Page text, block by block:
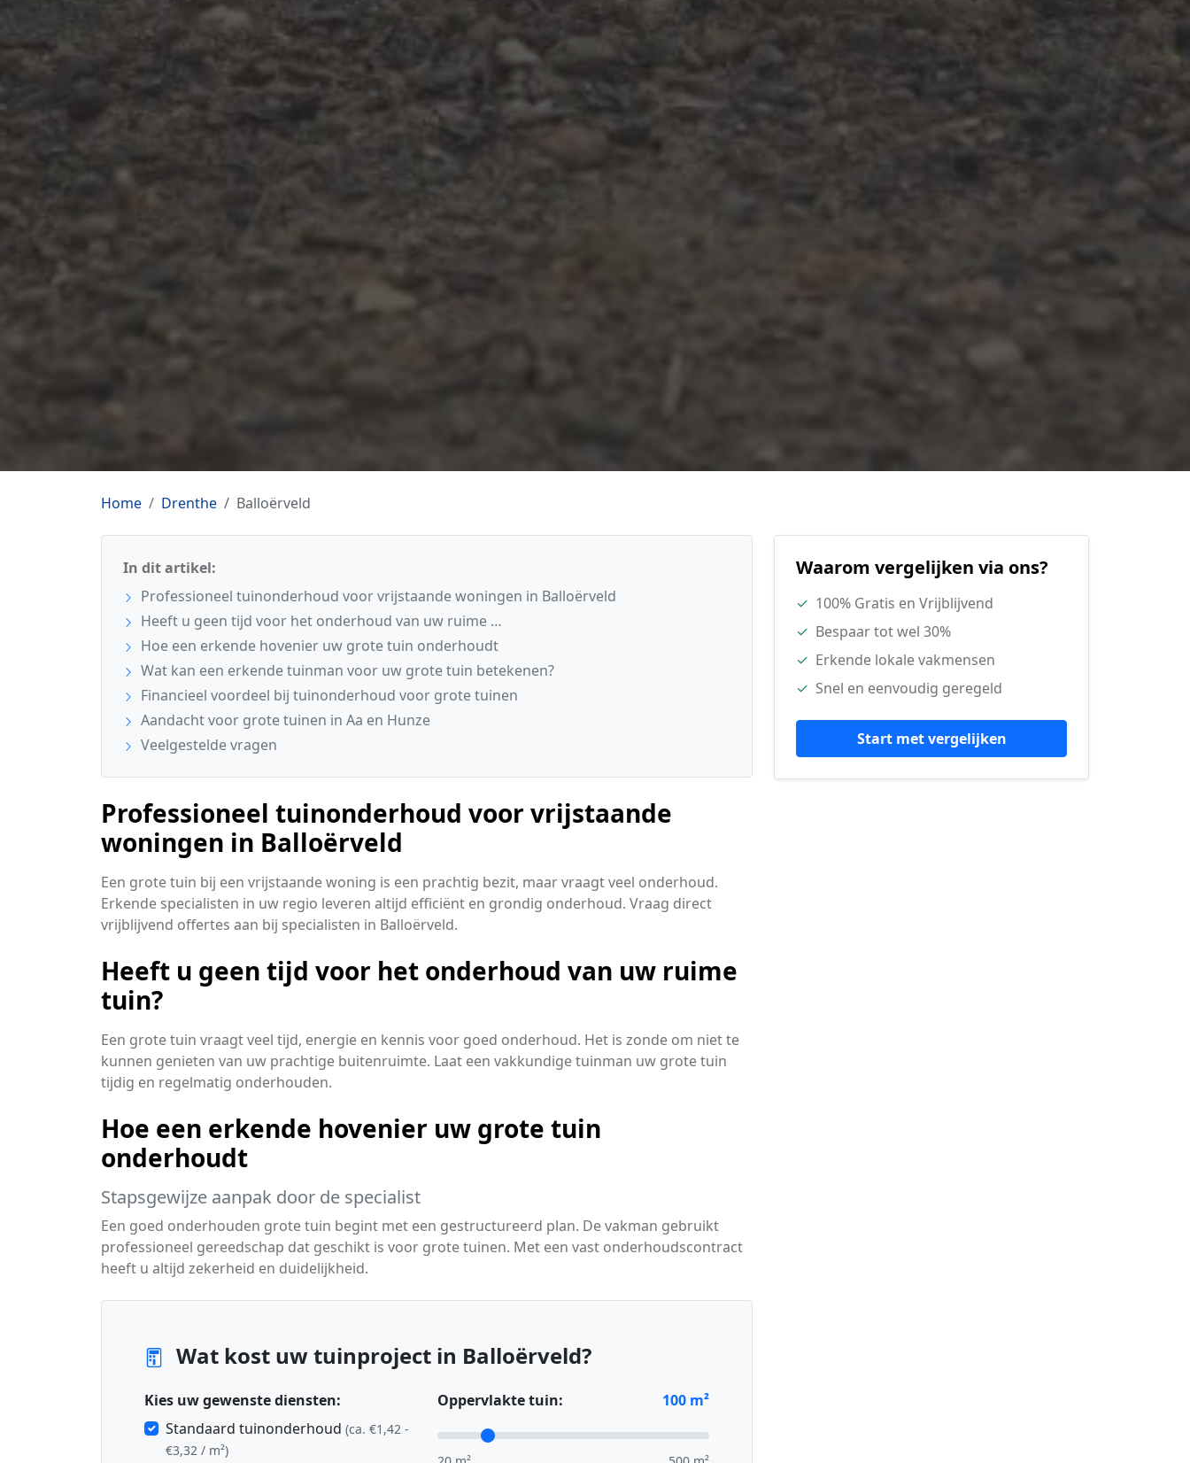
Home Drenthe Balloërveld
In dit artikel:
Professioneel tuinonderhoud voor vrijstaande woningen in Balloërveld
Heeft u geen tijd voor het onderhoud van uw ruime …
Hoe een erkende hovenier uw grote tuin onderhoudt
Wat kan een erkende tuinman voor uw grote tuin betekenen?
Financieel voordeel bij tuinonderhoud voor grote tuinen
Aandacht voor grote tuinen in Aa en Hunze
Veelgestelde vragen
Professioneel tuinonderhoud voor vrijstaande
woningen in Balloërveld
Een grote tuin bij een vrijstaande woning is een prachtig bezit, maar vraagt veel onderhoud.
Erkende specialisten in uw regio leveren altijd efficiënt en grondig onderhoud. Vraag direct
vrijblijvend offertes aan bij specialisten in Balloërveld.
Heeft u geen tijd voor het onderhoud van uw ruime
tuin?
Een grote tuin vraagt veel tijd, energie en kennis voor goed onderhoud. Het is zonde om niet te
kunnen genieten van uw prachtige buitenruimte. Laat een vakkundige tuinman uw grote tuin
tijdig en regelmatig onderhouden.
Hoe een erkende hovenier uw grote tuin
onderhoudt
Stapsgewijze aanpak door de specialist
Een goed onderhouden grote tuin begint met een gestructureerd plan. De vakman gebruikt
professioneel gereedschap dat geschikt is voor grote tuinen. Met een vast onderhoudscontract
heeft u altijd zekerheid en duidelijkheid.
Wat kost uw tuinproject in Balloërveld?
Kies uw gewenste diensten:
Standaard tuinonderhoud (ca. €1,42 -
€3,32 / m²)
Oppervlakte tuin: 100 m²
Waarom vergelijken via ons?
✓ 100% Gratis en Vrijblijvend
✓ Bespaar tot wel 30%
✓ Erkende lokale vakmensen
✓ Snel en eenvoudig geregeld
Start met vergelijken